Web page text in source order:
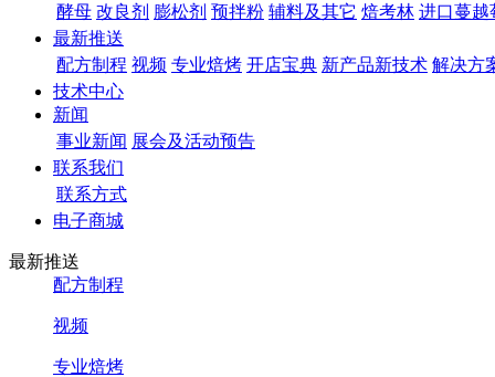
酵母 改良剂 膨松剂 预拌粉 辅料及其它 焙考林 进口蔓越
最新推送
配方制程 视频 专业焙烤 开店宝典 新产品新技术 解决方
技术中心
新闻
事业新闻 展会及活动预告
联系我们
联系方式
电子商城
最新推送
配方制程
视频
专业焙烤